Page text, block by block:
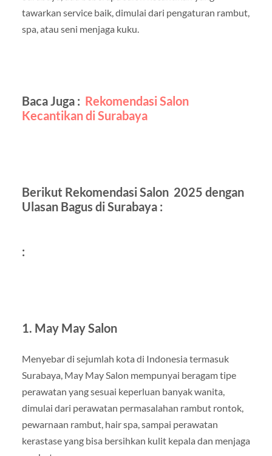
tawarkan service baik, dimulai dari pengaturan rambut,
spa, atau seni menjaga kuku.
Baca Juga : Rekomendasi Salon
Kecantikan di Surabaya
Berikut Rekomendasi Salon 2025 dengan
Ulasan Bagus di Surabaya :
:
1. May May Salon
Menyebar di sejumlah kota di Indonesia termasuk
Surabaya, May May Salon mempunyai beragam tipe
perawatan yang sesuai keperluan banyak wanita,
dimulai dari perawatan permasalahan rambut rontok,
pewarnaan rambut, hair spa, sampai perawatan
kerastase yang bisa bersihkan kulit kepala dan menjaga